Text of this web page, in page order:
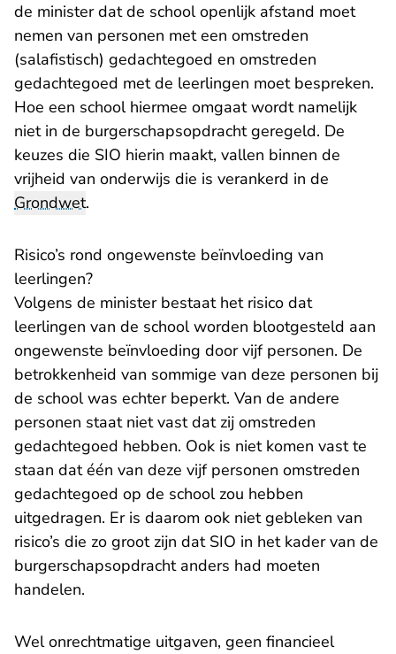
de minister dat de school openlijk afstand moet
nemen van personen met een omstreden
(salafistisch) gedachtegoed en omstreden
gedachtegoed met de leerlingen moet bespreken.
Hoe een school hiermee omgaat wordt namelijk
niet in de burgerschapsopdracht geregeld. De
keuzes die SIO hierin maakt, vallen binnen de
vrijheid van onderwijs die is verankerd in de
Grondwet.
Risico’s rond ongewenste beïnvloeding van
leerlingen?
Volgens de minister bestaat het risico dat
leerlingen van de school worden blootgesteld aan
ongewenste beïnvloeding door vijf personen. De
betrokkenheid van sommige van deze personen bij
de school was echter beperkt. Van de andere
personen staat niet vast dat zij omstreden
gedachtegoed hebben. Ook is niet komen vast te
staan dat één van deze vijf personen omstreden
gedachtegoed op de school zou hebben
uitgedragen. Er is daarom ook niet gebleken van
risico’s die zo groot zijn dat SIO in het kader van de
burgerschapsopdracht anders had moeten
handelen.
Wel onrechtmatige uitgaven, geen financieel